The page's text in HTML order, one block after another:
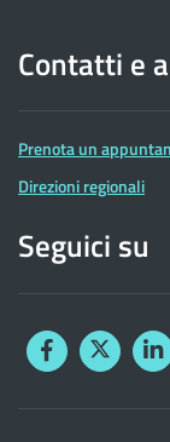
Contatti e
Prenota un
Direzioni regionali
Seguici su
FacebookTwitter